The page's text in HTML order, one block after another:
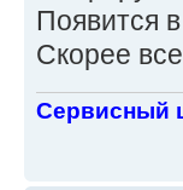
Появится
Скорее
Сервисный